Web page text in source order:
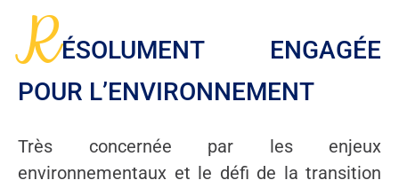
RÉSOLUMENT ENGAGÉE
POUR L’ENVIRONNEMENT
Très concernée par les enjeux
environnementaux et le défi de la transition